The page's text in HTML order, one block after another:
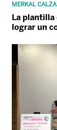
MERKAL
La plantilla
lograr un